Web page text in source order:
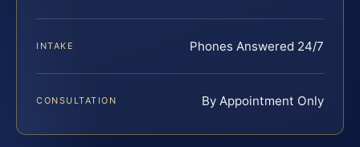
INTAKE Phones Answered 24/7
CONSULTATION By Appointment Only